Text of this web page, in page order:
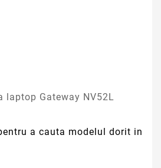
laptop Gateway NV52L
a cauta modelul dorit in